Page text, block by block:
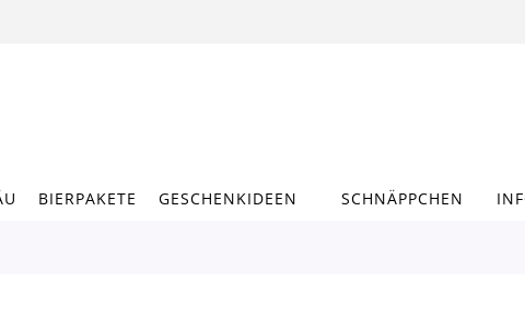
BIERPAKETE GESCHENKIDEEN SCHNÄPPCHEN